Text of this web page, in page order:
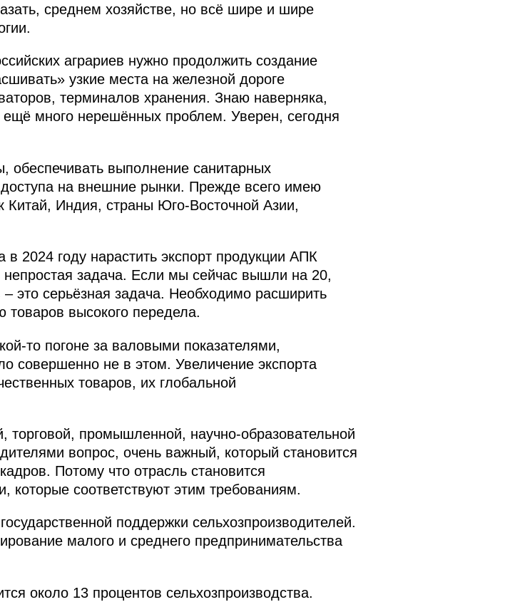
среднем хозяйстве, но всё шире и шире
аграриев нужно продолжить создание
узкие места на железной дороге
терминалов хранения. Знаю наверняка,
много нерешённых проблем. Уверен, сегодня
обеспечивать выполнение санитарных
на внешние рынки. Прежде всего имею
Китай, Индия, страны Юго-Восточной Азии,
2024 году нарастить экспорт продукции АПК
задача. Если мы сейчас вышли на 20,
это серьёзная задача. Необходимо расширить
товаров высокого передела.
погоне за валовыми показателями,
совершенно не в этом. Увеличение экспорта
товаров, их глобальной
промышленной, научно-образовательной
вопрос, очень важный, который становится
Потому что отрасль становится
которые соответствуют этим требованиям.
поддержки сельхозпроизводителей.
малого и среднего предпринимательства
около 13 процентов сельхозпроизводства.